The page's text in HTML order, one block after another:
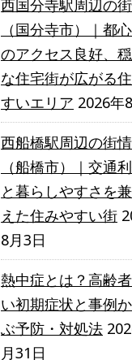
西国分寺駅周辺の
（国分寺市）｜都
のアクセス良好、
な住宅街が広がる
すいエリア 2026年
西船橋駅周辺の街
（船橋市）｜交通
と暮らしやすさを
えた住みやすい街
8月3日
熱中症とは？高齢
い初期症状と事例
ぶ予防・対処法
月31日